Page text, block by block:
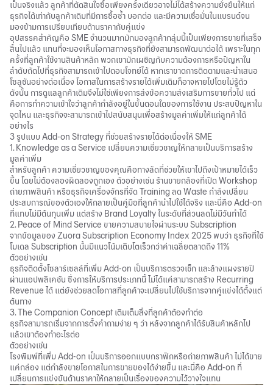
เป็นจริงแล้ว ลูกค้าที่ตัดสินใจซื้อเพียงครั้งเดียวอาจไม่ได้สร้างความยั่งยืนให้แก่
ธุรกิจได้เท่ากับลูกค้าเดิมที่มีการซื้อซ้ำ บอกต่อ และมีความเชื่อมั่นในแบรนด์จน
มองข้ามการเปรียบเทียบด้านราคากับคู่แข่ง
อุปสรรคสำคัญคือ SME จำนวนมากมักมองลูกค้ากลุ่มนี้เป็นเพียงการขายที่เสร็จ
สิ้นไปแล้ว แทนที่จะมองเห็นโอกาสทางธุรกิจที่ยังสามารถพัฒนาต่อได้ เพราะในทุก
ครั้งที่ลูกค้าใช้งานสินค้าหลัก พวกเขามักเผชิญกับความต้องการหรือปัญหาใน
ลำดับถัดไปที่ธุรกิจสามารถเข้าไปตอบโจทย์ได้ หากเราขาดการติดตามและนำเสนอ
โซลูชันอย่างต่อเนื่อง โอกาสในการสร้างรายได้เพิ่มเติมก็อาจหายไปโดยไม่รู้ตัว
ดังนั้น การดูแลลูกค้าเดิมจึงไม่ใช่เพียงการส่งข้อความส่งเสริมการขายทั่วไป แต่
คือการทำความเข้าใจว่าลูกค้ากำลังอยู่ในขั้นตอนใดของการใช้งาน ประสบปัญหาใน
จุดไหน และธุรกิจจะสามารถเข้าไปสนับสนุนเพื่อสร้างมูลค่าเพิ่มให้แก่ลูกค้าได้
อย่างไร
3 รูปแบบ Add-on Strategy ที่ช่วยสร้างรายได้ต่อเนื่องให้ SME
1. Knowledge as a Service เปลี่ยนความเชี่ยวชาญให้กลายเป็นบริการสร้าง
มูลค่าเพิ่ม
สำหรับลูกค้า ความเชี่ยวชาญของคุณคือทางลัดที่ช่วยให้เขาไปถึงเป้าหมายได้เร็ว
ขึ้น โดยไม่ต้องลองผิดลองถูกเอง ตัวอย่างเช่น ร้านขายกล้องที่เปิด Workshop
ถ่ายภาพสินค้า หรือธุรกิจเครื่องจักรที่จัด Training ลด Waste กำลังเปลี่ยน
ประสบการณ์ของตัวเองให้กลายเป็นคู่มือที่ลูกค้านำไปใช้ได้จริง และนี่คือ Add-on
ที่แทบไม่มีต้นทุนเพิ่ม แต่สร้าง Brand Loyaltyในระดับที่ส่วนลดไม่มีวันทำได้
2. Peace of Mind Service ขายความสบายใจผ่านระบบ Subscription
จากข้อมูลของ Zuora Subscription Economy Index 2025 พบว่า ธุรกิจที่ใช้
โมเดล Subscription นั้นมีแนวโน้มเติบโตเร็วกว่าค่าเฉลี่ยตลาดถึง 11%
ตัวอย่างเช่น
ธุรกิจติดตั้งโซลาร์เซลล์ที่เพิ่ม Add-on เป็นบริการตรวจเช็ก และล้างแผงรายปี
ผ่านแอปพลิเคชัน ซึ่งการให้บริการประเภทนี้ ไม่ได้แค่สามารถสร้าง Recurring
Revenue ได้ แต่ยังช่วยลดโอกาสที่ลูกค้าจะเปลี่ยนไปใช้บริการจากคู่แข่งได้ตั้งแต่
ต้นทาง
3. The Companion Concept เติมเต็มสิ่งที่ลูกค้าต้องทำต่อ
ธุรกิจสามารถเริ่มจากการตั้งคำถามง่าย ๆ ว่า หลังจากลูกค้าได้รับสินค้าหลักไป
แล้วเขาต้องทำอะไรต่อ
ตัวอย่างเช่น
โรงพิมพ์ที่เพิ่ม Add-on เป็นบริการออกแบบกราฟิกหรือถ่ายภาพสินค้า ไม่ได้ขาย
แค่กล่อง แต่กำลังขายโอกาสในการขายของได้ง่ายขึ้น และนี่คือ Add-on ที่
เปลี่ยนการแข่งขันด้านราคาให้กลายเป็นเรื่องของความไว้วางใจแทน